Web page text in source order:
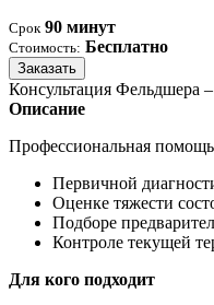
Срок 90 минут
Стоимость: Бесплатно
Заказать
Консультация Фельдшера
Описание
Профессиональная
Первичной
Оценке тяжести
Подборе
Контроле текущей
Для кого подходит